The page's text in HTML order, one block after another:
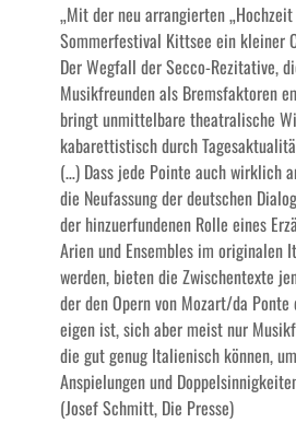
„Mit der neu arrangierten
Sommerfestival Kittsee ein kleiner
Der Wegfall der Secco-Rezitative,
Musikfreunden als Bremsfaktoren
bringt unmittelbare theatralische
kabarettistisch durch
(…) Dass jede Pointe auch wirklich
die Neufassung der deutschen
der hinzuerfundenen Rolle eines
Arien und Ensembles im originalen
werden, bieten die Zwischentexte
der den Opern von Mozart/da Ponte
eigen ist, sich aber meist nur
die gut genug Italienisch können,
Anspielungen und
(Josef Schmitt, Die Presse)